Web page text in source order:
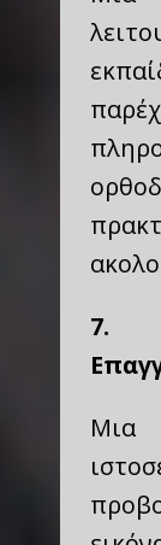
7.
Μια